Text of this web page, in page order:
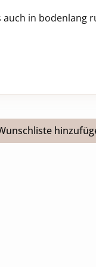
auch in bodenlang